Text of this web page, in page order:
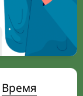
Время